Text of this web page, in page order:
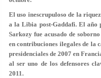
El uso inescrupuloso de la
a la Libia post-Gaddafi. El año
Sarkozy fue acusado de
en contribuciones ilegales de la
presidenciales de 2007 en
al ser uno de los defensores
2011.